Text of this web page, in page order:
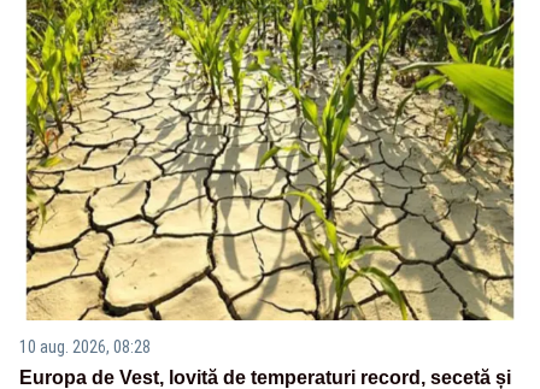
10 aug. 2026, 08:28
Europa de Vest, lovită de temperaturi record, secetă și